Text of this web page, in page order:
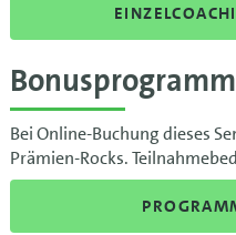
Bonusprogramm
Bei Online-Buchung dieses
Prämien-Rocks.